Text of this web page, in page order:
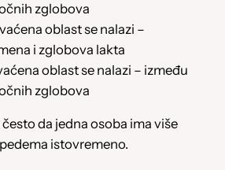
zglobova
oblast se nalazi –
i zglobova lakta
oblast se nalazi – između
zglobova
da jedna osoba ima više
istovremeno.